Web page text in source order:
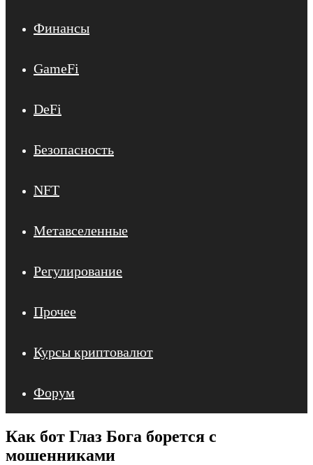
Финансы
GameFi
DeFi
Безопасность
NFT
Метавселенные
Регулирование
Прочее
Курсы криптовалют
Форум
Как бот Глаз Бога борется с
мошенниками